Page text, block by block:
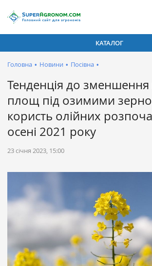
КАТАЛОГ
Головна • Новини • Посівна •
Тенденція до зменшення
площ під озимими
користь олійних
осені 2021 року
23 січня 2023, 15:00